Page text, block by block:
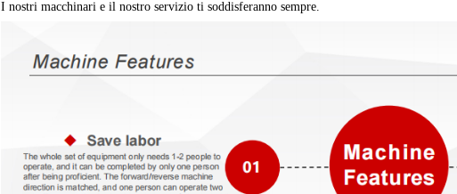
I nostri macchinari e il nostro servizio ti soddisferanno sempre.